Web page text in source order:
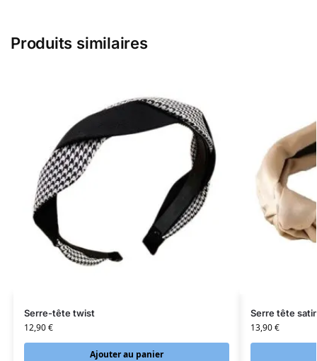
Produits similaires
Serre-tête twist
12,90€
Ajouter au panier
Serre tête
13,90€